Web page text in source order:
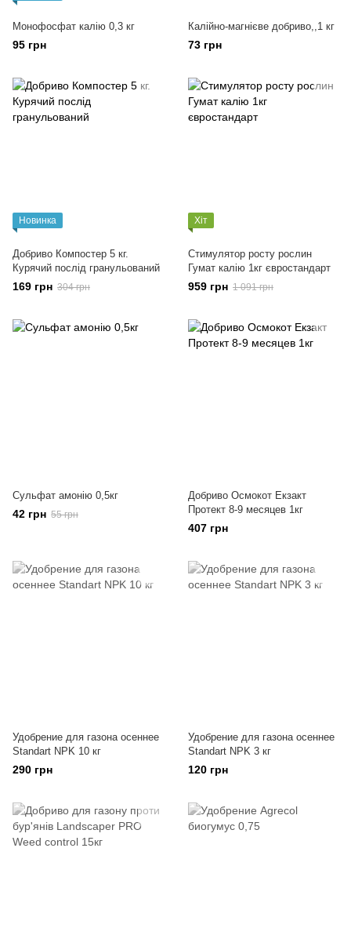
Монофосфат калію 0,3 кг
95 грн
Калійно-магнієве добриво,,1 кг
73 грн
Новинка
Добриво Компостер 5 кг.
Курячий послід гранульований
169 грн 304 грн
Хіт
Стимулятор росту рослин
Гумат калію 1кг євростандарт
959 грн 1 091 грн
Сульфат амонію 0,5кг
42 грн 55 грн
Добриво Осмокот Екзакт
Протект 8-9 месяцев 1кг
407 грн
Удобрение для газона осеннее
Standart NPK 10 кг
290 грн
Удобрение для газона осеннее
Standart NPK 3 кг
120 грн